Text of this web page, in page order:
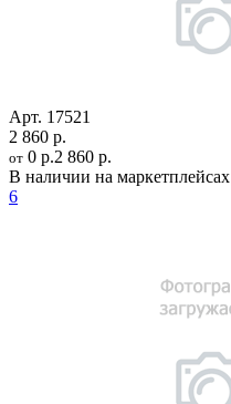
Арт. 17521
2 860 р.
от 0 р.2 860 р.
В наличии на маркетплейсах
6